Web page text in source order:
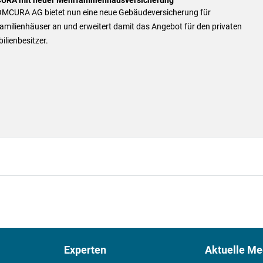
AG bietet nun eine neue Gebäudeversicherung für
an und erweitert damit das Angebot für den privaten
Experten Aktuelle